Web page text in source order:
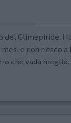
del Glimepiride.
e non riesco a
che vada meglio.